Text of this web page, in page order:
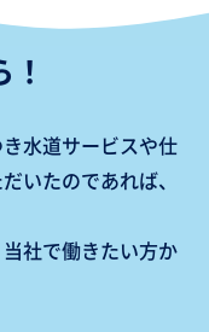
き水道サービスや仕
いたのであれば、
社で働きたい方か